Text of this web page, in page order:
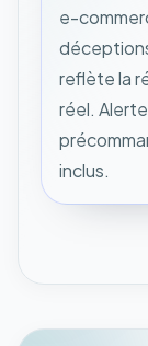
e-
reflète la
réel.
inclus.